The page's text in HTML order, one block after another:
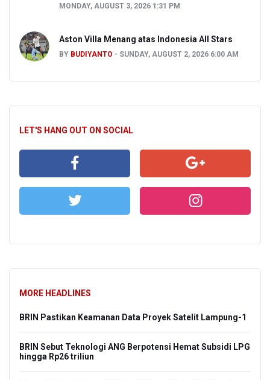
MONDAY, AUGUST 3, 2026 1:31 PM
Aston Villa Menang atas Indonesia All Stars
BY BUDIYANTO SUNDAY, AUGUST 2, 2026 6:00 AM
LET'S HANG OUT ON SOCIAL
MORE HEADLINES
BRIN Pastikan Keamanan Data Proyek Satelit Lampung-1
BRIN Sebut Teknologi ANG Berpotensi Hemat Subsidi LPG
hingga Rp26 triliun